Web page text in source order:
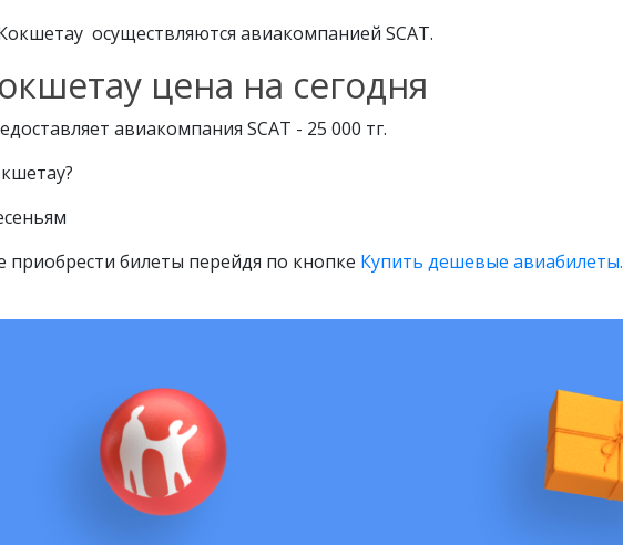
осуществляются авиакомпанией SCAT.
цена на сегодня
авиакомпания SCAT - 25 000 тг.
билеты перейдя по кнопке Купить дешевые авиабилеты.